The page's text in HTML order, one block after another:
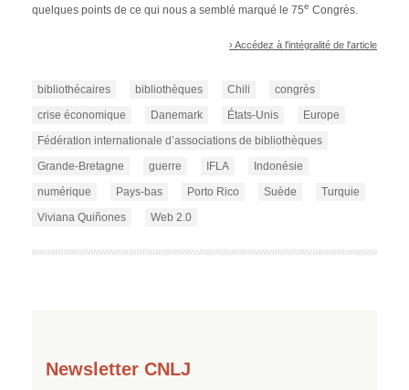
quelques points de ce qui nous a semblé marqué le 75e Congrès.
› Accédez à l'intégralité de l'article
bibliothécaires bibliothèques Chili
congrès
crise économique
Danemark États-Unis
Europe
Fédération internationale d’associations de bibliothèques
Grande-Bretagne
guerre IFLA
Indonésie
numérique
Pays-bas Porto Rico Suède
Turquie
Viviana Quiñones
Web 2.0
Newsletter CNLJ